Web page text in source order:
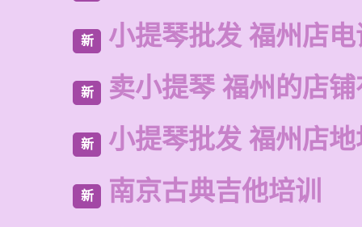
新 小提琴批发 福州店电
新 卖小提琴 福州的店
新 小提琴批发 福州店
新 南京古典吉他培训